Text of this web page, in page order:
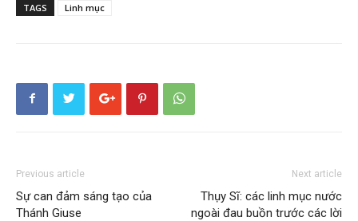
TAGS Linh mục
Previous article
Sự can đảm sáng tạo của
Thánh Giuse
Next article
Thụy Sĩ: các linh mục nước
ngoài đau buồn trước các lời